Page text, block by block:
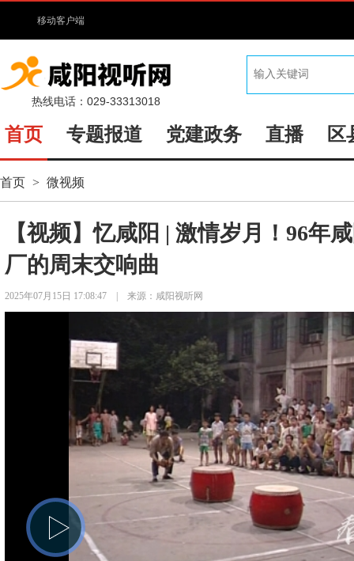
移动客户端
热线电话：029-33313018
首页 专题报道 党建政务 直播 区
首页 > 微视频
【视频】忆咸阳 | 激情岁月！96年
厂的周末交响曲
2025年07月15日 17:08:47 来源：咸阳视听网